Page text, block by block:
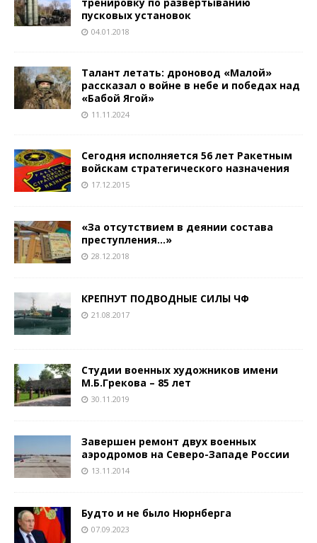
пусковых установок
04.01.2018
Талант летать: дроновод «Малой»
рассказал о войне в небе и победах над
«Бабой Ягой»
11.11.2024
Сегодня исполняется 56 лет Ракетным
войскам стратегического назначения
17.12.2015
«За отсутствием в деянии состава
преступления…»
28.12.2018
КРЕПНУТ ПОДВОДНЫЕ СИЛЫ ЧФ
21.08.2017
Студии военных художников имени
М.Б.Грекова – 85 лет
30.11.2019
Завершен ремонт двух военных
аэродромов на Северо-Западе России
13.11.2014
Будто и не было Нюрнберга
07.09.2023